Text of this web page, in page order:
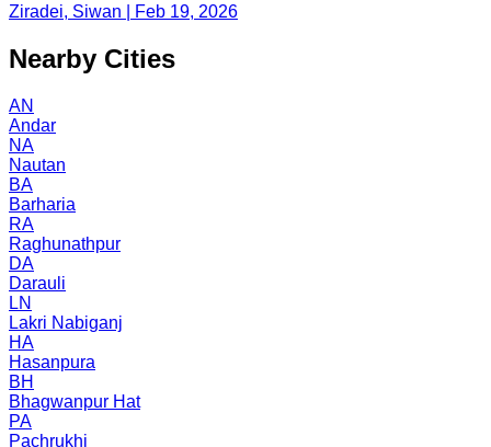
Ziradei, Siwan | Feb 19, 2026
Nearby Cities
AN
Andar
NA
Nautan
BA
Barharia
RA
Raghunathpur
DA
Darauli
LN
Lakri Nabiganj
HA
Hasanpura
BH
Bhagwanpur Hat
PA
Pachrukhi